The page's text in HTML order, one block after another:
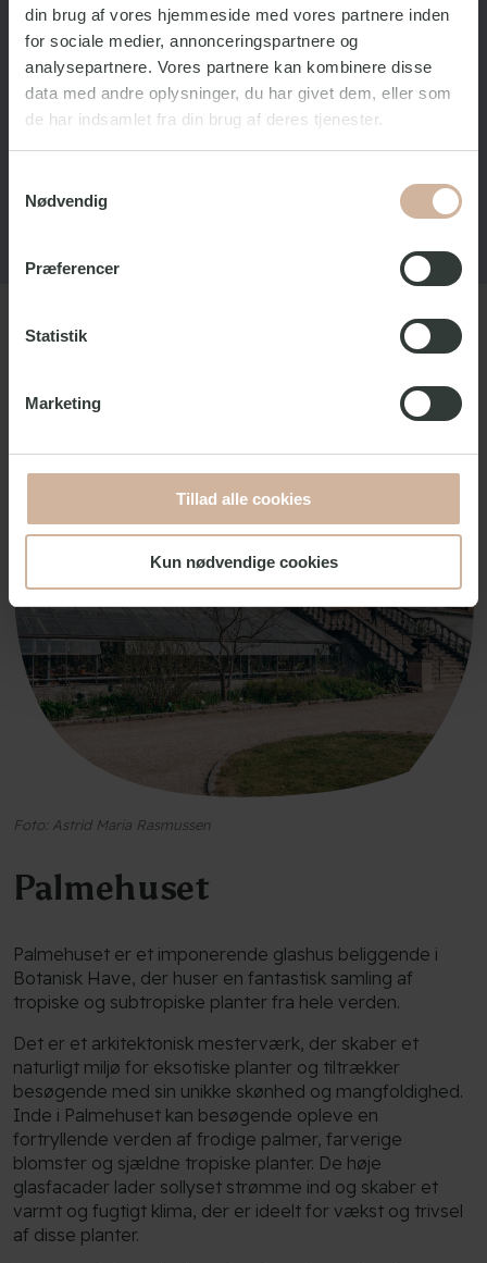
din brug af vores hjemmeside med vores partnere inden
for sociale medier, annonceringspartnere og
analysepartnere. Vores partnere kan kombinere disse
data med andre oplysninger, du har givet dem, eller som
de har indsamlet fra din brug af deres tjenester.
Nødvendig
Præferencer
Statistik
Marketing
Tillad alle cookies
Kun nødvendige cookies
uddannelse og formidling arbejder Botanisk Have aktivt
for at bevare truede plantearter og fremme
bæredygtig forvaltning af naturressourcer.
Botanisk Have er et populært rekreativt område, hvor
folk kommer for at nyde freden og skønheden i naturen.
Med åbne græsplæner, hyggelige stier og smukke haver
eller bare en stund med eftertænksomhed.
Foto: Astrid Maria Rasmussen
Palmehuset
Palmehuset er et imponerende glashus beliggende i
Botanisk Have, der huser en fantastisk samling af
tropiske og subtropiske planter fra hele verden.
Det er et arkitektonisk mesterværk, der skaber et
naturligt miljø for eksotiske planter og tiltrækker
besøgende med sin unikke skønhed og mangfoldighed.
Inde i Palmehuset kan besøgende opleve en
fortryllende verden af frodige palmer, farverige
blomster og sjældne tropiske planter. De høje
glasfacader lader sollyset strømme ind og skaber et
varmt og fugtigt klima, der er ideelt for vækst og trivsel
af disse planter.